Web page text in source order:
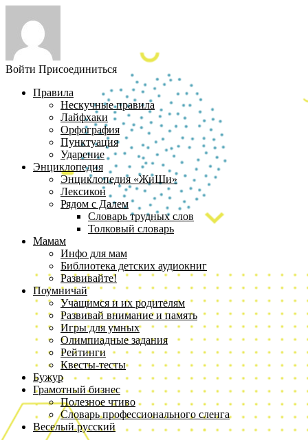
Войти Присоединиться
Правила
Нескучные правила
Лайфхаки
Орфография
Пунктуация
Ударение
Энциклопедия
Энциклопедия «ЖиШи»
Лексикон
Рядом с Далем
Словарь трудных слов
Толковый словарь
Мамам
Инфо для мам
Библиотека детских аудиокниг
Развивайте!
Поумничай
Учащимся и их родителям
Развивай внимание и память
Игры для умных
Олимпиадные задания
Рейтинги
Квесты-тесты
Бужур
Грамотный бизнес
Полезное чтиво
Словарь профессионального сленга
Веселый русский